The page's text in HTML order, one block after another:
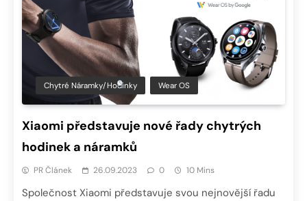
Chytré Náramky/hodinky Wear OS
Xiaomi představuje nové řady chytrých
hodinek a náramků
PR Článek 26.09.2023 0 10 Mins
Společnost Xiaomi představuje svou nejnovější řadu